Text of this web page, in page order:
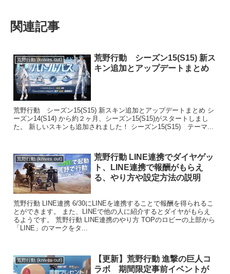
関連記事
荒野行動 (knives out)
荒野行動 シーズン15(S15) 新ス
キン追加とアップデートまとめ
荒野行動 シーズン15(S15) 新スキン追加とアップデートまとめ シ
ーズン14(S14) から約２ヶ月、シーズン15(S15)がスタートしまし
た。 新しいスキンも追加されました！ シーズン15(S15) テーマ...
荒野行動 (knives out)
荒野行動 LINE連携でダイヤゲッ
ト、LINE連携で報酬がもらえ
る、やり方や設定方法の説明
荒野行動 LINE連携 6/30にLINEを連携することで報酬を得られるこ
とができます。 また、LINEで他の人に紹介するとダイヤがもらえ
るようです。 荒野行動 LINE連携のやり方 TOPのロビーの上部から
「LINE」のマークをタ...
荒野行動 (knives out)
【更新】荒野行動 進撃の巨人コ
ラボ 期間限定事前イベントが